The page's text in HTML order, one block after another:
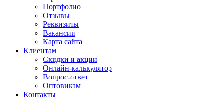
Портфолио
Отзывы
Реквизиты
Вакансии
Карта сайта
Клиентам
Скидки и акции
Онлайн-калькулятор
Вопрос-ответ
Оптовикам
Контакты